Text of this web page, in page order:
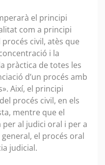
el principi
com a principi
civil, atès que
i la
pràctica de totes les
d’un procés amb
Així, el principi
procés civil, en els
mentre que el
al judici oral i per a
el procés oral
judicial.